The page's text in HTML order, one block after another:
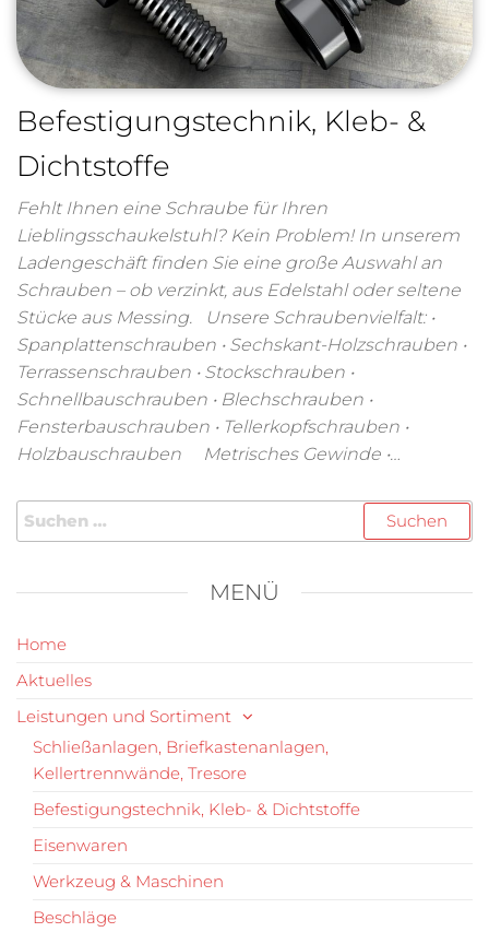
Befestigungstechnik, Kleb- &
Dichtstoffe
Fehlt Ihnen eine Schraube für Ihren
Lieblingsschaukelstuhl? Kein Problem! In unserem
Ladengeschäft finden Sie eine große Auswahl an
Schrauben – ob verzinkt, aus Edelstahl oder seltene
Stücke aus Messing. Unsere Schraubenvielfalt: •
Spanplattenschrauben • Sechskant-Holzschrauben •
Terrassenschrauben • Stockschrauben •
Schnellbauschrauben • Blechschrauben •
Fensterbauschrauben • Tellerkopfschrauben •
Holzbauschrauben Metrisches Gewinde •…
MENÜ
Home
Aktuelles
Leistungen und Sortiment
Schließanlagen, Briefkastenanlagen,
Kellertrennwände, Tresore
Befestigungstechnik, Kleb- & Dichtstoffe
Eisenwaren
Werkzeug & Maschinen
Beschläge